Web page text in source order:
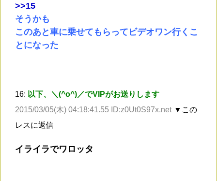
>>15
そうかも
このあと車に乗せてもらってビデオワン行くこ
とになった
16: 以下、＼(^o^)／でVIPがお送りします
2015/03/05(木) 04:18:41.55 ID:z0Ut0S97x.net ▼この
レスに返信
イライラでワロッタ